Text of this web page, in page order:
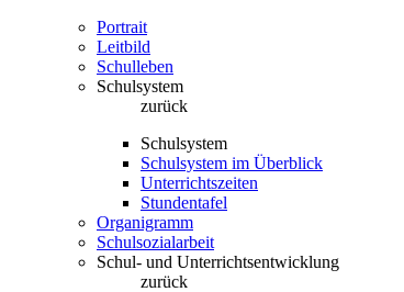
Portrait
Leitbild
Schulleben
Schulsystem
zurück
Schulsystem
Schulsystem im Überblick
Unterrichtszeiten
Stundentafel
Organigramm
Schulsozialarbeit
Schul- und Unterrichtsentwicklung
zurück